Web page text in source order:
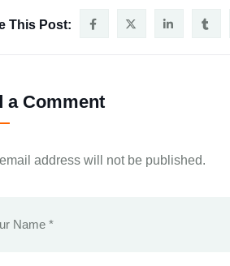
This Post:
a Comment
address will not be published.